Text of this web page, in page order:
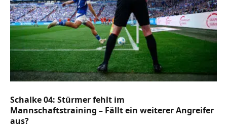
Schalke 04: Stürmer fehlt im
Mannschaftstraining – Fällt ein weiterer Angreifer
aus?